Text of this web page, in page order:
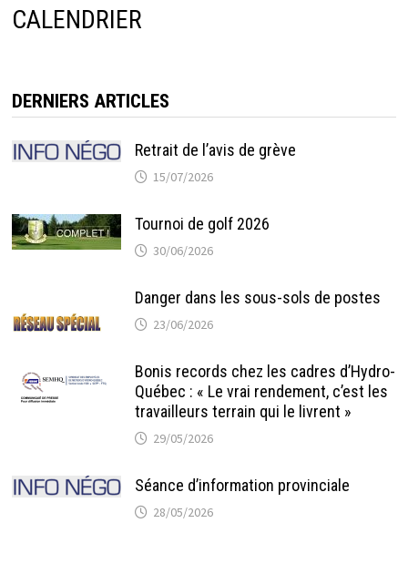
CALENDRIER
DERNIERS ARTICLES
Retrait de l’avis de grève
15/07/2026
Tournoi de golf 2026
30/06/2026
Danger dans les sous-sols de postes
23/06/2026
Bonis records chez les cadres d’Hydro-
Québec : « Le vrai rendement, c’est les
travailleurs terrain qui le livrent »
29/05/2026
Séance d’information provinciale
28/05/2026